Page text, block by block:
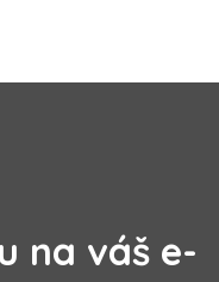
na váš e-